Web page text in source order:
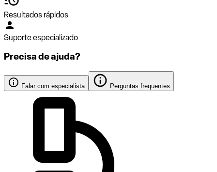
Resultados rápidos
Suporte especializado
Precisa de ajuda?
Falar com especialista Perguntas frequentes